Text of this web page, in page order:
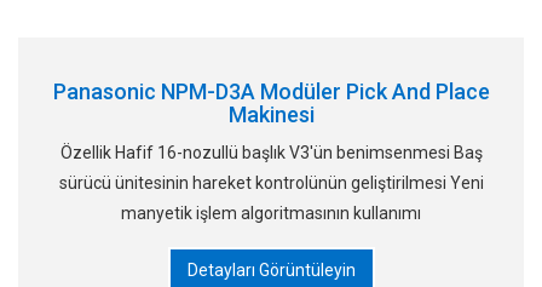
Panasonic NPM-D3A Modüler Pick And Place
Makinesi
Özellik Hafif 16-nozullü başlık V3'ün benimsenmesi Baş
sürücü ünitesinin hareket kontrolünün geliştirilmesi Yeni
manyetik işlem algoritmasının kullanımı
Detayları Görüntüleyin